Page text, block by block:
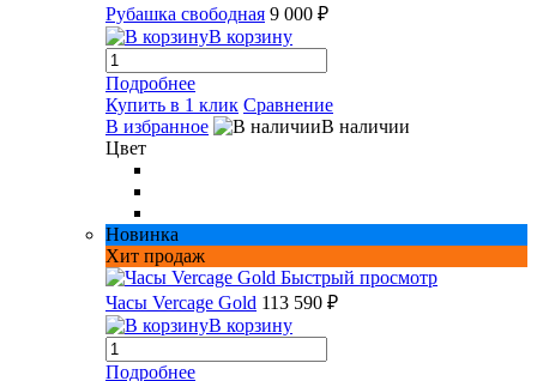
Рубашка свободная 9 000 ₽
В корзину
Подробнее
Купить в 1 клик Сравнение
В избранное
В наличии
Цвет
Новинка
Хит продаж
Быстрый просмотр
Часы Vercage Gold 113 590 ₽
В корзину
Подробнее